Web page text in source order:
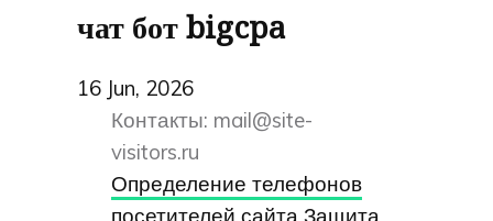
чат бот bigcpa
16 Jun, 2026
Контакты: mail@site-
visitors.ru
Определение телефонов